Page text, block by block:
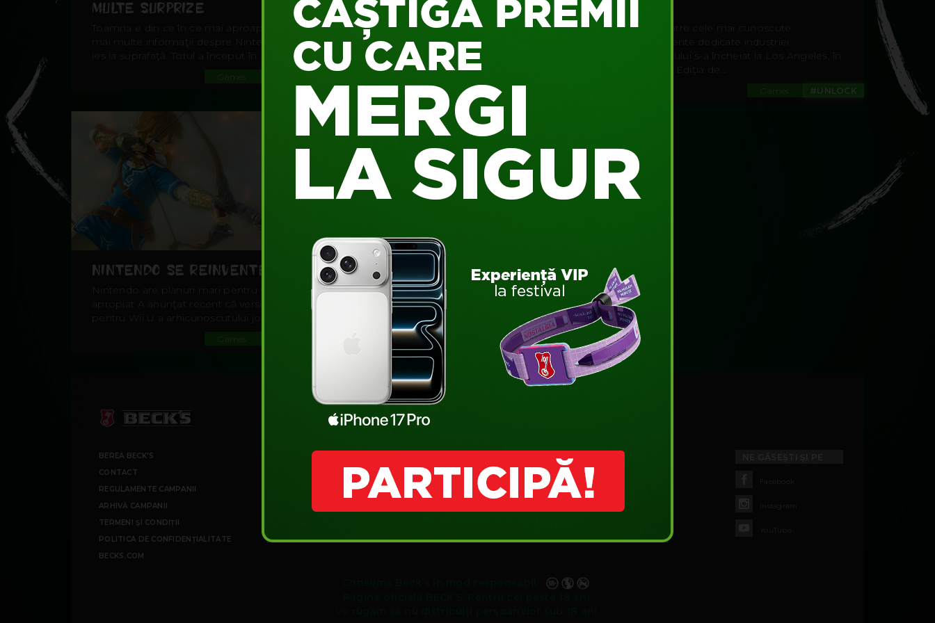
MULTE SURPRIZE
Toamna e din ce în ce mai aproape şi tot
mai multe informaţii despre Nintendo NX
ies la suprafaţă. Totul a început în...
Games
DOREŞTI UN SWITCH
În urmă cu câteva zile, Nintendo a
anunţat noi detalii despre consola
Switch, iar preşedintele Nintendo
America, Reggie...
Games
Unul dintre cele mai cunoscute
evenimente dedicate industriei
gamingului s-a încheiat la Los Angeles, în
16 iunie. Ediţia de...
#UNLOCK
Games
NINTENDO SE REINVENTEAZĂ
Nintendo are planuri mari pentru viitorul
apropiat A anunţat recent că versiunea
pentru Wii U a arhicunoscutului joc The...
Games
BEREA BECK'S
CONTACT
REGULAMENTE CAMPANII
ARHIVĂ CAMPANII
TERMENI ȘI CONDIȚII
POLITICA DE CONFIDENȚIALITATE
BECKS.COM
MUSIC
PROMO
MUSIC
GAMES
Facebook
Instagram
YouTube